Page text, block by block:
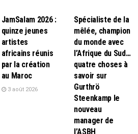
JamSalam 2026 :
quinze jeunes
artistes
africains réunis
par la création
au Maroc
3 août 2026
Spécialiste de la
mêlée, champion
du monde avec
l’Afrique du Sud…
quatre choses à
savoir sur
Gurthrö
Steenkamp le
nouveau
manager de
l’ASBH